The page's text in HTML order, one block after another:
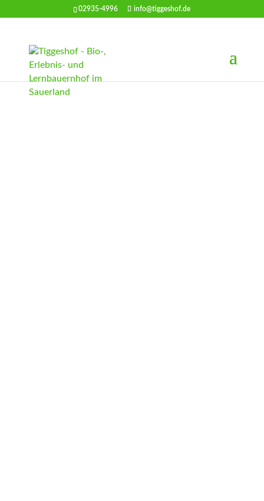
02935-4996 info@tiggeshof.de